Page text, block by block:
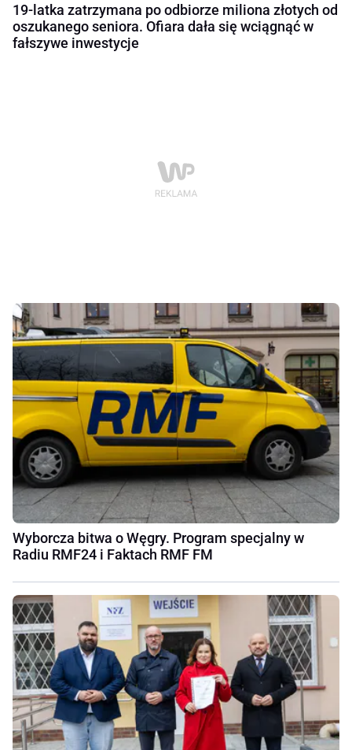
19-latka zatrzymana po odbiorze miliona złotych od
oszukanego seniora. Ofiara dała się wciągnąć w
fałszywe inwestycje
Wyborcza bitwa o Węgry. Program specjalny w
Radiu RMF24 i Faktach RMF FM